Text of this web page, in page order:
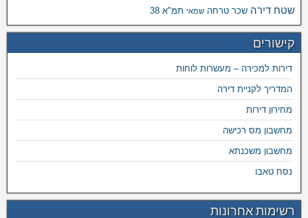
שטח דירה שכר טרחה שמאי תמ"א 38
קישורים
דירות למכירה – מעשרות לוחות
המדריך לקניית דירה
מחירון דירות
מחשבון מס רכישה
מחשבון משכנתא
נסח טאבו
רשימות אחרונות